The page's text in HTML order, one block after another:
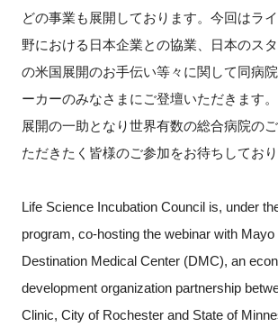
閉じる
どの事業も展開しております。今回はラ
野における日本企業との協業、日本のス
の米国展開のお手伝い等々に関して同病
ーカーのみなさまにご登壇いただきます
展開の一助となり世界有数の総合病院の
ただきたく皆様のご参加をお待ちしており
Life Science Incubation Council is, under
program, co-hosting the webinar with Mayo
Destination Medical Center (DMC), an
development organization partnership
Clinic, City of Rochester and State of